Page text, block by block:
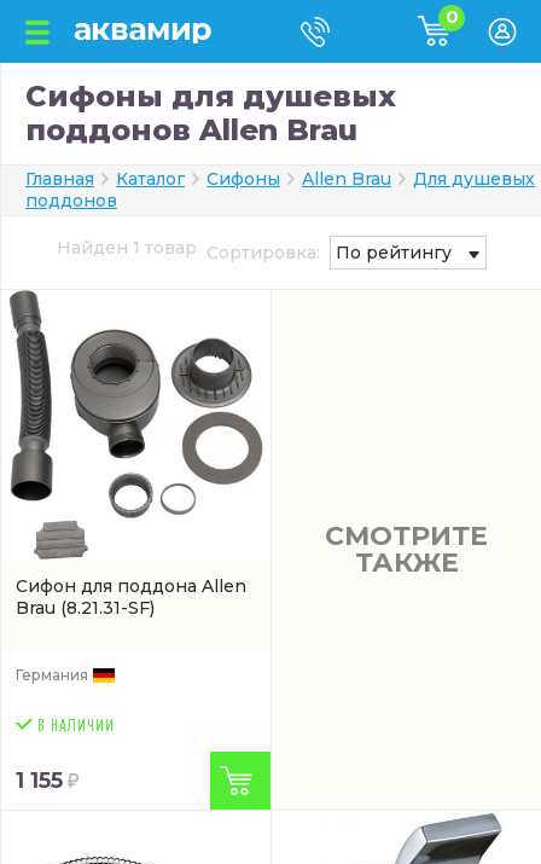
0
Сифоны для душевых
поддонов Allen Brau
Главная Каталог Сифоны Allen Brau
Для душевых
поддонов
Найден 1 товар Сортировка: По рейтингу
Сифон для поддона Allen
Brau (8.21.31-SF)
Германия
1 155
СМОТРИТЕ
ТАКЖЕ